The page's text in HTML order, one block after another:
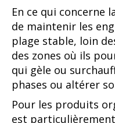
En ce qui concerne
de maintenir les
plage stable, loin
des zones où ils
qui gèle ou
phases ou altérer
Pour les produits
est